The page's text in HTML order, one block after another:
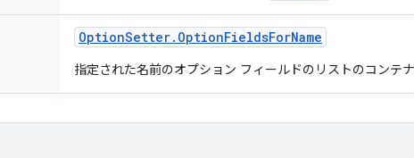
OptionSetter. OptionFieldsForName
指定された名前のオプション フィールドのリストのコンテナ